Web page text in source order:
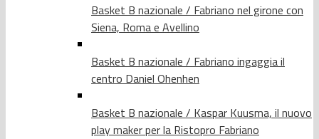
Basket B nazionale / Fabriano nel girone con
Siena, Roma e Avellino
Basket B nazionale / Fabriano ingaggia il
centro Daniel Ohenhen
Basket B nazionale / Kaspar Kuusma, il nuovo
play maker per la Ristopro Fabriano